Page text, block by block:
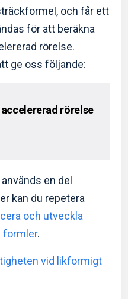
och får ett
för att beräkna
rörelse.
ge oss följande:
rörelse
en del
kan du repetera
och utveckla
formler.
vid likformigt